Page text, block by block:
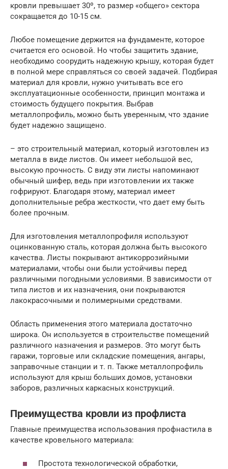
кровли превышает 30º, то размер «общего» сектора
сокращается до 10-15 см.
Любое помещение держится на фундаменте, которое
считается его основой. Но чтобы защитить здание,
необходимо соорудить надежную крышу, которая будет
в полной мере справляться со своей задачей. Подбирая
материал для кровли, нужно учитывать все его
эксплуатационные особенности, принцип монтажа и
стоимость будущего покрытия. Выбрав
металлопрофиль, можно быть уверенным, что здание
будет надежно защищено.
– это строительный материал, который изготовлен из
металла в виде листов. Он имеет небольшой вес,
высокую прочность. С виду эти листы напоминают
обычный шифер, ведь при изготовлении их также
гофрируют. Благодаря этому, материал имеет
дополнительные ребра жесткости, что дает ему быть
более прочным.
Для изготовления металлопрофиля используют
оцинкованную сталь, которая должна быть высокого
качества. Листы покрывают антикоррозийными
материалами, чтобы они были устойчивы перед
различными погодными условиями. В зависимости от
типа листов и их назначения, они покрываются
лакокрасочными и полимерными средствами.
Область применения этого материала достаточно
широка. Он используется в строительстве помещений
различного назначения и размеров. Это могут быть
гаражи, торговые или складские помещения, ангары,
заправочные станции и т. п. Также металлопрофиль
используют для крыш больших домов, установки
заборов, различных каркасных конструкций.
Преимущества кровли из профлиста
Главные преимущества использования профнастила в
качестве кровельного материала:
Простота технологической обработки,